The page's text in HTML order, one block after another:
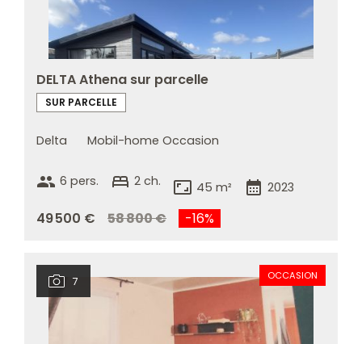
DELTA Athena sur parcelle
SUR PARCELLE
Delta Mobil-home Occasion
group 6 pers. bed 2 ch. aspect_ratio 45 m² calendar_month 2023
49 500 € 58 800 € -16%
7 OCCASION